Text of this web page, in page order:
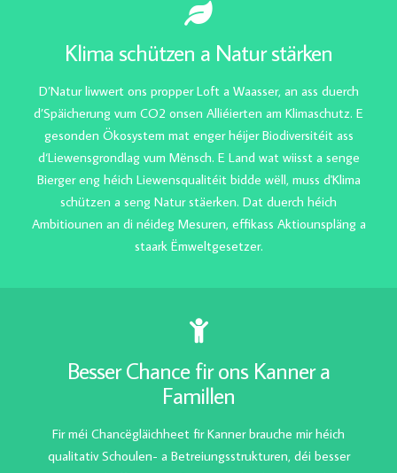
Klima schützen a Natur stärken
D’Natur liwwert ons propper Loft a Waasser, an ass duerch
d’Späicherung vum CO2 onsen Alliéierten am Klimaschutz. E
gesonden Ökosystem mat enger héijer Biodiversitéit ass
d‘Liewensgrondlag vum Mënsch. E Land wat wiisst a senge
Bierger eng héich Liewensqualitéit bidde wëll, muss d'Klima
schützen a seng Natur stäerken. Dat duerch héich
Ambitiounen an di néideg Mesuren, effikass Aktiounspläng a
staark Ëmweltgesetzer.
Besser Chance fir ons Kanner a
Famillen
Fir méi Chancëgläichheet fir Kanner brauche mir héich
qualitativ Schoulen- a Betreiungsstrukturen, déi besser